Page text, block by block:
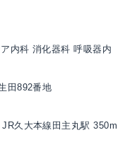
内科 消化器科 呼吸器内
田892番地
久大本線田主丸駅 350m